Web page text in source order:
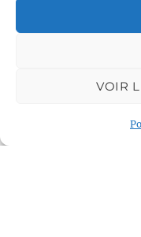
VOIR
Calendrier
Journal de Bord